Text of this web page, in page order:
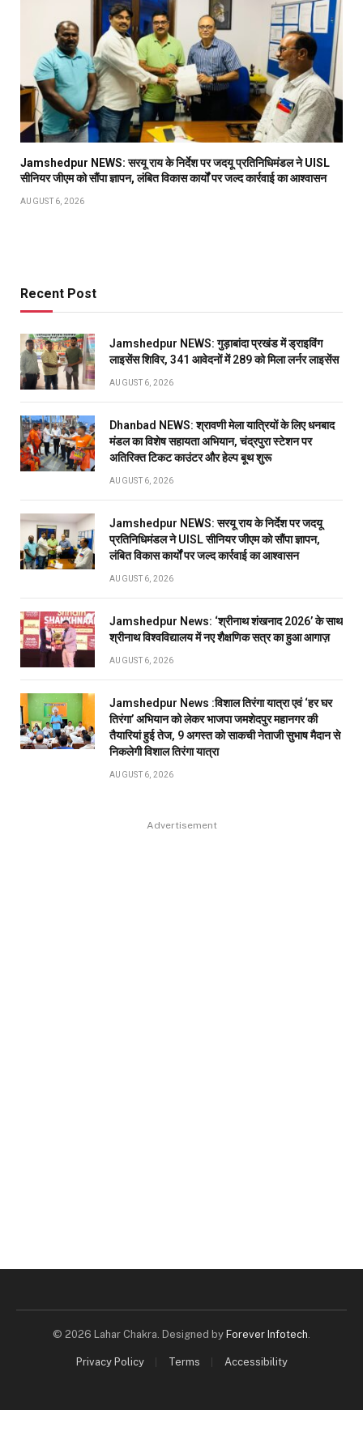
Jamshedpur NEWS: सरयू राय के निर्देश पर जदयू प्रतिनिधिमंडल ने UISL
सीनियर जीएम को सौंपा ज्ञापन, लंबित विकास कार्यों पर जल्द कार्रवाई का आश्वासन
AUGUST 6, 2026
Recent Post
Jamshedpur NEWS: गुड़ाबांदा प्रखंड में ड्राइविंग
लाइसेंस शिविर, 341 आवेदनों में 289 को मिला लर्नर लाइसेंस
AUGUST 6, 2026
Dhanbad NEWS: श्रावणी मेला यात्रियों के लिए धनबाद
मंडल का विशेष सहायता अभियान, चंद्रपुरा स्टेशन पर
अतिरिक्त टिकट काउंटर और हेल्प बूथ शुरू
AUGUST 6, 2026
Jamshedpur NEWS: सरयू राय के निर्देश पर जदयू
प्रतिनिधिमंडल ने UISL सीनियर जीएम को सौंपा ज्ञापन,
लंबित विकास कार्यों पर जल्द कार्रवाई का आश्वासन
AUGUST 6, 2026
Jamshedpur News: ‘श्रीनाथ शंखनाद 2026’ के साथ
श्रीनाथ विश्वविद्यालय में नए शैक्षणिक सत्र का हुआ आगाज़
AUGUST 6, 2026
Jamshedpur News :विशाल तिरंगा यात्रा एवं ‘हर घर
तिरंगा’ अभियान को लेकर भाजपा जमशेदपुर महानगर की
तैयारियां हुई तेज, 9 अगस्त को साकची नेताजी सुभाष मैदान से
निकलेगी विशाल तिरंगा यात्रा
AUGUST 6, 2026
Advertisement
© 2026 Lahar Chakra. Designed by Forever Infotech.
Privacy Policy Terms Accessibility